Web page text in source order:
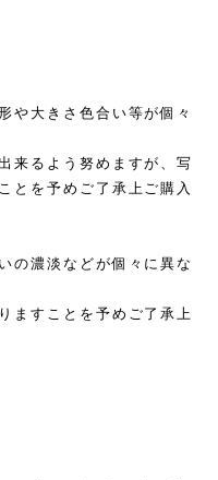
や大きさ色合い等が個々
来るよう努めますが、写
とを予めご了承上ご購入
の濃淡などが個々に異な
ますことを予めご了承上